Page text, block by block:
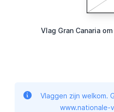
Vlag Gran Canaria
Vlaggen zijn welkom.
www.nationale-